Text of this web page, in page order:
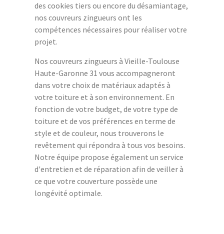
des cookies tiers ou encore du désamiantage,
nos couvreurs zingueurs ont les
compétences nécessaires pour réaliser votre
projet.
Nos couvreurs zingueurs à Vieille-Toulouse
Haute-Garonne 31 vous accompagneront
dans votre choix de matériaux adaptés à
votre toiture et à son environnement. En
fonction de votre budget, de votre type de
toiture et de vos préférences en terme de
style et de couleur, nous trouverons le
revêtement qui répondra à tous vos besoins.
Notre équipe propose également un service
d'entretien et de réparation afin de veiller à
ce que votre couverture possède une
longévité optimale.